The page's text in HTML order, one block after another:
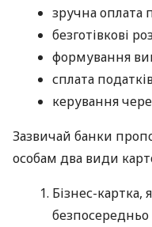
зручна оплата
безготівкові
формування
сплата
керування
Зазвичай банки
особам два види
Бізнес-картка,
безпосередньо